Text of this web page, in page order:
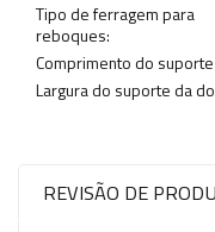
Tipo de ferragem para
reboques:
Comprimento do
Largura do suporte da
REVISÃO DE